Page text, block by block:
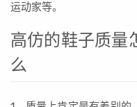
运动家等。
高仿的鞋子质量
么